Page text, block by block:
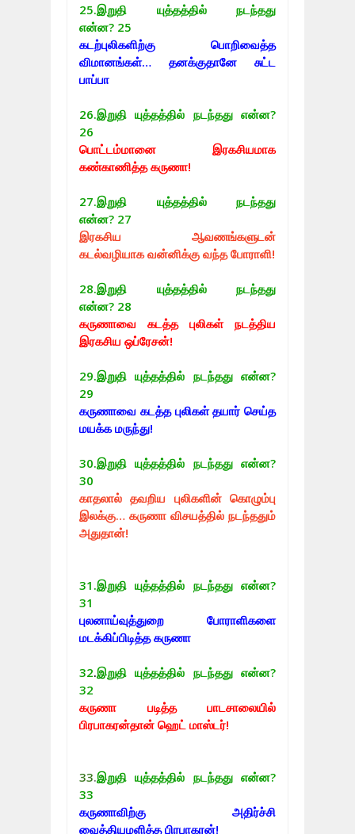
25.இறுதி யுத்தத்தில் நடந்தது
என்ன? 25
கடற்புலிகளிற்கு பொறிவைத்த
விமானங்கள்… தனக்குதானே சுட்ட
பாப்பா
26.இறுதி யுத்தத்தில் நடந்தது என்ன?
26
பொட்டம்மானை இரகசியமாக
கண்காணித்த கருணா!
27.இறுதி யுத்தத்தில் நடந்தது
என்ன? 27
இரகசிய ஆவணங்களுடன்
கடல்வழியாக வன்னிக்கு வந்த போராளி!
28.இறுதி யுத்தத்தில் நடந்தது
என்ன? 28
கருணாவை கடத்த புலிகள் நடத்திய
இரகசிய ஒப்ரேசன்!
29.இறுதி யுத்தத்தில் நடந்தது என்ன?
29
கருணாவை கடத்த புலிகள் தயார் செய்த
மயக்க மருந்து!
30.இறுதி யுத்தத்தில் நடந்தது என்ன?
30
காதலால் தவறிய புலிகளின் கொழும்பு
இலக்கு… கருணா விசயத்தில் நடந்ததும்
அதுதான்!
31.இறுதி யுத்தத்தில் நடந்தது என்ன?
31
புலனாய்வுத்துறை போராளிகளை
மடக்கிப்பிடித்த கருணா
32.இறுதி யுத்தத்தில் நடந்தது என்ன?
32
கருணா படித்த பாடசாலையில்
பிரபாகரன்தான் ஹெட் மாஸ்டர்!
33.இறுதி யுத்தத்தில் நடந்தது என்ன?
33
கருணாவிற்கு அதிர்ச்சி
வைத்தியமளித்த பிரபாகரன்!